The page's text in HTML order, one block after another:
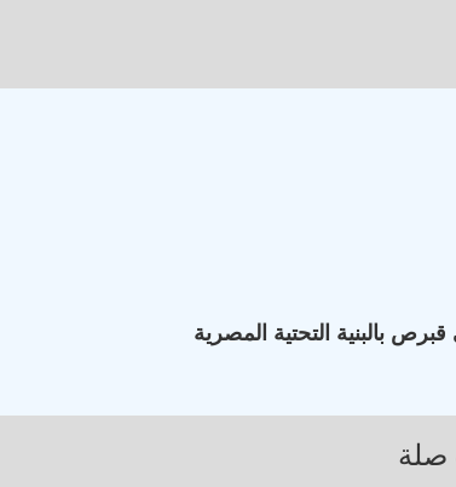
بالبنية التحتية المصرية
صلة